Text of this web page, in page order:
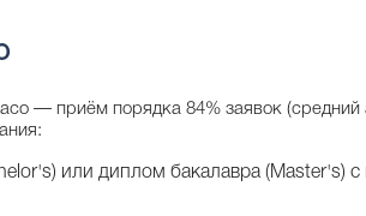
— приём порядка 84% заявок
или диплом бакалавра (Master's)